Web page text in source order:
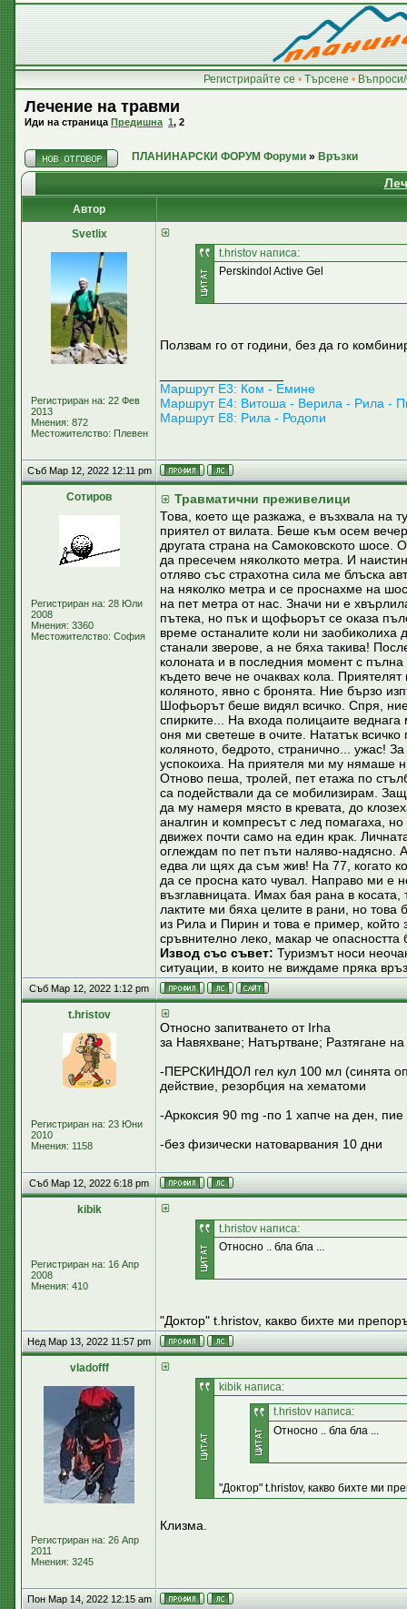
Регистрирайте се • Търсене •
Лечение на травми
Иди на страница Предишна 1, 2
ПЛАНИНАРСКИ ФОРУМ Форуми » Връзки
Автор
Svetlix
Регистриран на: 22 Фев
2013
Мнения: 872
Местожителство: Плевен
t.hristov написа:
Perskindol Active Gel
Ползвам го от години, без да го
Маршрут E3: Ком - Емине
Маршрут Е4: Витоша - Верила - Рила -
Маршрут Е8: Рила - Родопи
Съб Мар 12, 2022 12:11 pm
Сотиров
Регистриран на: 28 Юли
2008
Мнения: 3360
Местожителство: София
Травматични преживелици
Това, което ще разкажа, е възхвала на
приятел от вилата. Беше към осем
другата страна на Самоковското шосе.
да пресечем няколкото метра. И
отляво със страхотна сила ме блъска
на няколко метра и се проснахме на
на пет метра от нас. Значи ни е
пътека, но пък и щофьорът се оказа
време останалите коли ни
станали зверове, а не бяха такива!
колоната и в последния момент с пълна
където вече не очаквах кола.
коляното, явно с бронята. Ние бързо
Шофьорът беше видял всичко. Спря,
спирките... На входа полицаите
оня ми светеше в очите. Нататък
коляното, бедрото, странично... ужас!
успокоиха. На приятеля ми му нямаше
Отново пеша, тролей, пет етажа по
са подействали да се мобилизирам.
да му намеря място в кревата, до
аналгин и компресът с лед помагаха,
движех почти само на един крак.
оглеждам по пет пъти наляво-надясно.
едва ли щях да съм жив! На 77, когато
да се просна като чувал. Направо ми е
възглавницата. Имах бая рана в
лактите ми бяха целите в рани, но това
из Рила и Пирин и това е пример, който
сръвнително леко, макар че
Извод със съвет: Туризмът носи
ситуации, в които не виждаме пряка
Съб Мар 12, 2022 1:12 pm
t.hristov
Регистриран на: 23 Юни
2010
Мнения: 1158
Относно запитването от Irha
за Навяхване; Натъртване; Разтягане
-ПЕРСКИНДОЛ гел кул 100 мл (синята
действие, резорбция на хематоми
-Аркоксия 90 mg -по 1 хапче на ден,
-без физически натоварвания 10 дни
Съб Мар 12, 2022 6:18 pm
kibik
Регистриран на: 16 Апр
2008
Мнения: 410
t.hristov написа:
Относно .. бла бла ...
"Доктор" t.hristov, какво бихте ми
Нед Мар 13, 2022 11:57 pm
vladofff
Регистриран на: 26 Апр
2011
Мнения: 3245
kibik написа:
t.hristov написа:
Относно .. бла бла ...
"Доктор" t.hristov, какво бихте ми
Клизма.
Пон Мар 14, 2022 12:15 am